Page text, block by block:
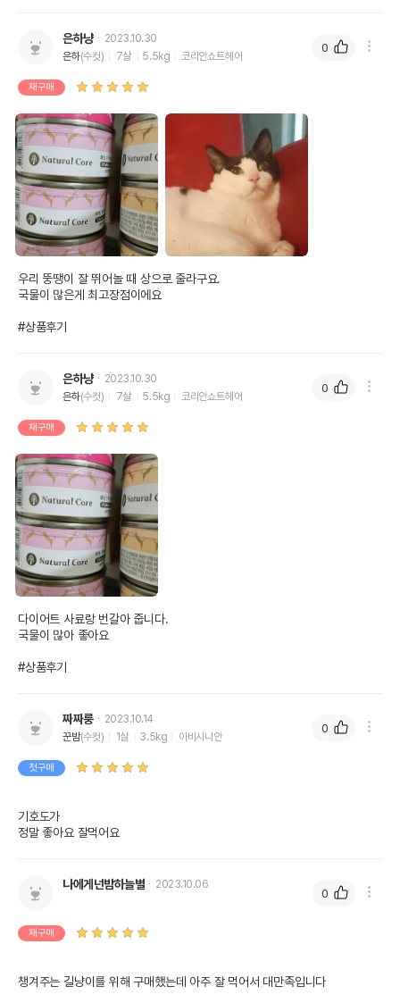
은하냥
2023.10.30
은하(수컷) 7살 5.5kg 코리안쇼트헤어
재구매
우리 뚱땡이 잘 뛰어놀 때 상으로 줄라구요.
국물이 많은게 최고장점이에요
#상품후기
0
은하냥
2023.10.30
은하(수컷) 7살 5.5kg 코리안쇼트헤어
재구매
다이어트 사료랑 번갈아 줍니다.
국물이 많아 좋아요
#상품후기
0
짜짜룽
2023.10.14
꾼밤(수컷) 1살 3.5kg 아비시니안
첫구매
기호도가
정말 좋아요 잘먹어요
0
나에게넌밤하늘별 2023.10.06
재구매
챙겨주는 길냥이를 위해 구매했는데 아주 잘 먹어서 대만족입니다
0